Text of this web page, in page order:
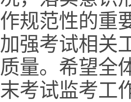
作规范性的重
加强考试相关
质量。希望全
末考试监考工